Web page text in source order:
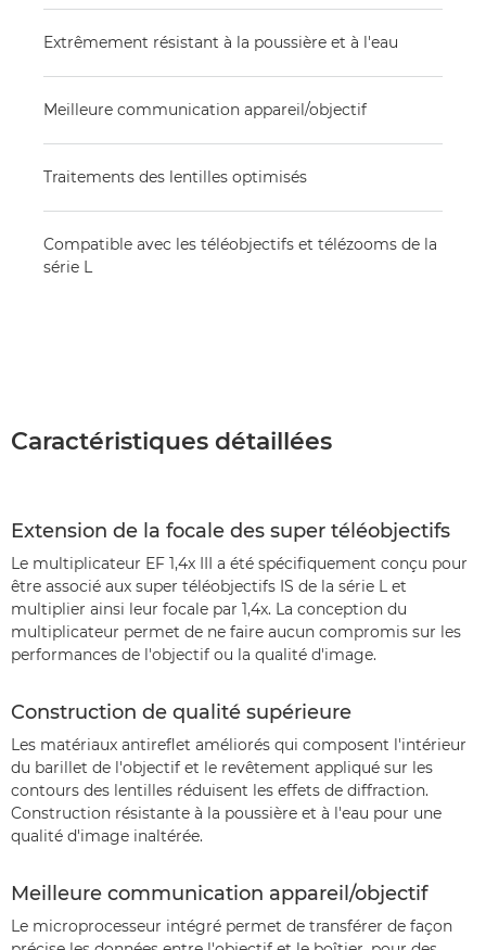
Extrêmement résistant à la poussière et à l'eau
Meilleure communication appareil/objectif
Traitements des lentilles optimisés
Compatible avec les téléobjectifs et télézooms de la
série L
Caractéristiques détaillées
Extension de la focale des super téléobjectifs
Le multiplicateur EF 1,4x III a été spécifiquement conçu pour
être associé aux super téléobjectifs IS de la série L et
multiplier ainsi leur focale par 1,4x. La conception du
multiplicateur permet de ne faire aucun compromis sur les
performances de l'objectif ou la qualité d'image.
Construction de qualité supérieure
Les matériaux antireflet améliorés qui composent l'intérieur
du barillet de l'objectif et le revêtement appliqué sur les
contours des lentilles réduisent les effets de diffraction.
Construction résistante à la poussière et à l'eau pour une
qualité d'image inaltérée.
Meilleure communication appareil/objectif
Le microprocesseur intégré permet de transférer de façon